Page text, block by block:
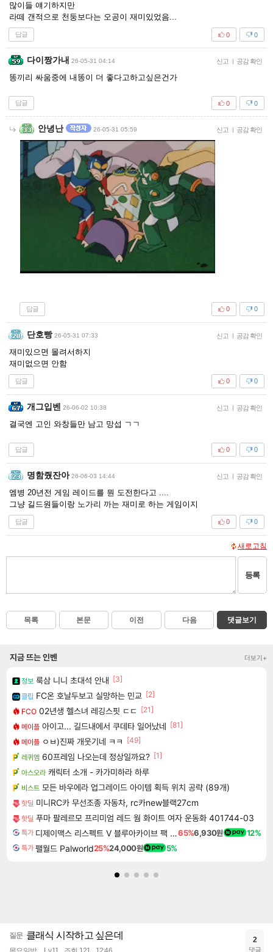
많이들 얘기하지만
라떼 갠적으로 천둥보다는 오공이 재미있었음...
답글 0
0
다이짱가내 26-05-31 04:14 신고 | 공감 확인
똥끼리 싸움중에 내똥이 더 좋다고하고싶은건가
답글 0
0
안녕난 26-05-31 05:59 신고 | 공감 확인
답글 0
0
단호빵 26-05-31 07:33 신고 | 공감 확인
재미있으면 몰려서하지
재미없으면 안함
답글 0
0
개그입벤 26-06-02 10:38 신고 | 공감 확인
결국엔 고인 와창들만 남고 망섭 ㄱㄱ
답글 0
0
명함줬잔아 26-06-03 14:44 신고 | 공감 확인
엠병 20년전 게임 레이드를 뭔 도전한다고 ....
그냥 길드원들이랑 노가리 까는 재미로 하는 게임이지
답글 0
0
새로고침
등록
목록 본문 이전 다음 댓글보기
지금 뜨는 인벤 더보기+
정보 룩삼 니니 초대석 안내 [3]
클립 FC온 호날두보고 실망하는 민교 [2]
FCO 02년생 헬스녀 레깅스핏 ㄷㄷ
[21]
메이플 아이고... 길드내에서 쿠데타 일어났네 [81]
메이플 ㅇㅂ)진짜 개웃기네 ㅋㅋ
[49]
레퀴엠 60프레임 나오는데 정상일까요? [1]
아스오라 캐릭터 소개 - 카가미하라 하루
비스트 모든 바우에라 업그레이드 아이템 획득 위치 공략 (89개)
핫딜 미니RC카 무선조종 자동차, rc카new블랙27cm
핫딜 푸마 팔레르모 프리미엄 레드 웜 화이트 여자 운동화 401744-03
특가 디제이맥스 리스펙트 V 블루아카이브 팩 DJMAX RESPECT V Blue Archive Pack DLC65%6,930원 12%
특가 팰월드 Palworld25%24,000원 5%
질문 클래식 시작하고 싶은데 2
댓글